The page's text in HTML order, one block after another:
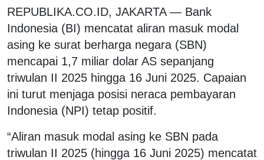
REPUBLIKA.CO.ID, JAKARTA — Bank
Indonesia (BI) mencatat aliran masuk modal
asing ke surat berharga negara (SBN)
mencapai 1,7 miliar dolar AS sepanjang
triwulan II 2025 hingga 16 Juni 2025. Capaian
ini turut menjaga posisi neraca pembayaran
Indonesia (NPI) tetap positif.
“Aliran masuk modal asing ke SBN pada
triwulan II 2025 (hingga 16 Juni 2025) mencatat